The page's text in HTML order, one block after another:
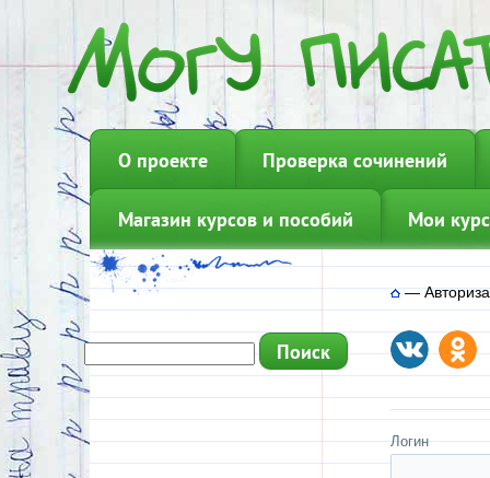
О проекте Проверка сочинений
Магазин курсов и пособий Мои
—
Логин